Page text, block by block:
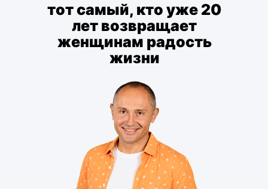
тот самый, кто уже 20
лет возвращает
женщинам радость
жизни